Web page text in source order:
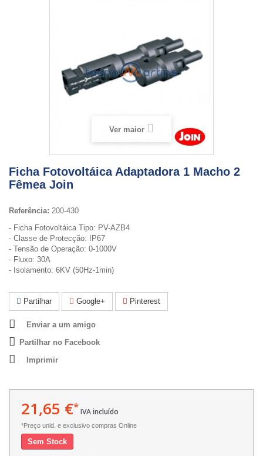
Ver maior
Ficha Fotovoltáica Adaptadora 1 Macho 2
Fêmea Join
Referência: 200-430
- Ficha Fotovoltáica Tipo: PV-AZB4
- Classe de Protecção: IP67
- Tensão de Operação: 0-1000V
- Fluxo: 30A
- Isolamento: 6KV (50Hz-1min)
Partilhar Google+ Pinterest
Enviar a um amigo
Partilhar no Facebook
Imprimir
21,65 €*IVA incluído
*Preço unid. e exclusivo compras Online
Sem Stock